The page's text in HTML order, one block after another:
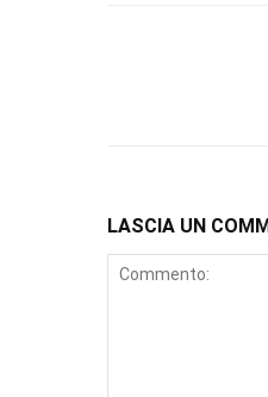
LASCIA UN